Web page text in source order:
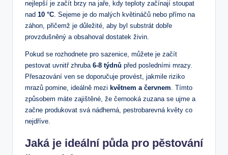
nejlepší je začít brzy na jaře, kdy teploty začínají stoupat
nad 10 °C . Sejeme je do malých květináčů nebo přímo na
záhon, přičemž je důležité, aby byl substrát dobře
provzdušněný a obsahoval dostatek živin.
Pokud se rozhodnete pro sazenice, můžete je začít
pestovat uvnitř zhruba 6-8 týdnů před posledními mrazy.
Přesazování ven se doporučuje provést, jakmile riziko
mrazů pomine, ideálně mezi květnem a červnem . Tímto
způsobem máte zajištěné, že černooká zuzana se ujme a
začne produkovat svá nádherná, pestrobarevná květy co
nejdříve.
Jaká je ideální půda pro pěstování